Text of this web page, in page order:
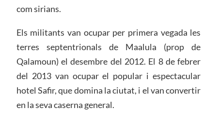
com sirians.
Els militants van ocupar per primera vegada les
terres septentrionals de Maalula (prop de
Qalamoun) el desembre del 2012. El 8 de febrer
del 2013 van ocupar el popular i espectacular
hotel Safir, que domina la ciutat, i el van convertir
en la seva caserna general.